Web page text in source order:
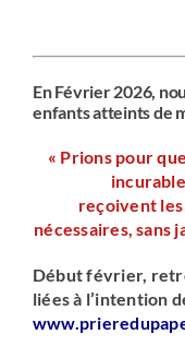
En Février 2026,
enfants atteints de
« Prions pour
reçoivent
nécessaires, sans
Début février,
liées à l’intention